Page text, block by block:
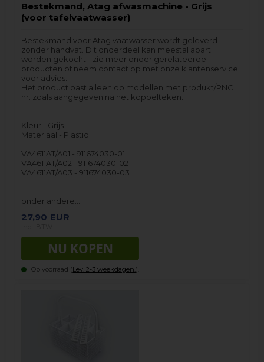
Bestekmand, Atag afwasmachine - Grijs
(voor tafelvaatwasser)
Bestekmand voor Atag vaatwasser wordt geleverd
zonder handvat. Dit onderdeel kan meestal apart
worden gekocht - zie meer onder gerelateerde
producten of neem contact op met onze klantenservice
voor advies.
Het product past alleen op modellen met produkt/PNC
nr. zoals aangegeven na het koppelteken.
Kleur - Grijs
Materiaal - Plastic
VA4611AT/A01 - 911674030-01
VA4611AT/A02 - 911674030-02
VA4611AT/A03 - 911674030-03
onder andere…
27,90 EUR
Op voorraad (Lev. 2-3 weekdagen. ).